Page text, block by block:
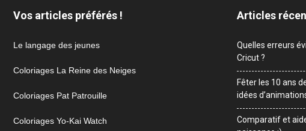
Vos articles préférés !
Le langage des jeunes
Coloriages La Reine des Neiges
Coloriages Pat Patrouille
Coloriages Yo-Kai Watch
Articles
Quelles erreurs
Cricut ?
Fêter les 10 ans
idées
Comparatif et